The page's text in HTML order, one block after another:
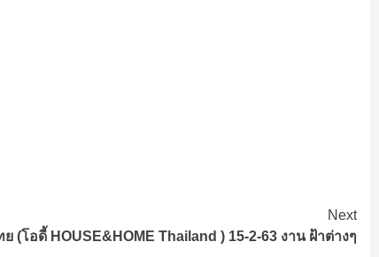
Next
(โอดี้ HOUSE&HOME Thailand ) 15-2-63 งาน ฝ้าต่างๆ